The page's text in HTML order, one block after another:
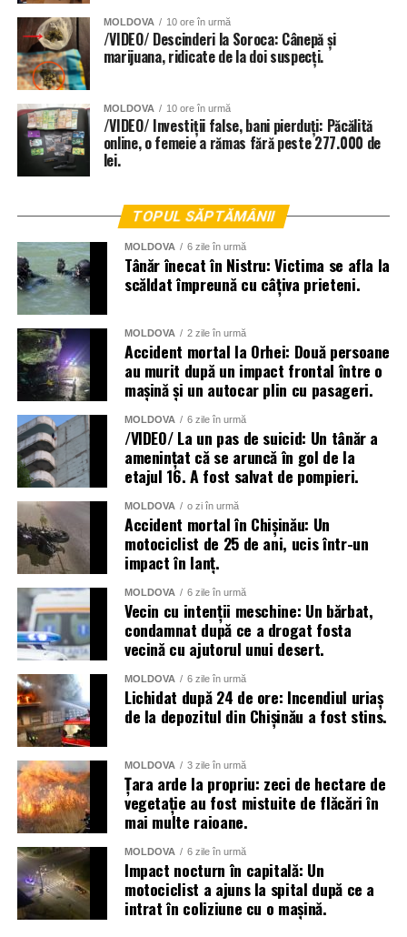
aproape două mii de angajați ai Ministerului Afacerilor
Interne, dar și toate serviciile specializate de nivel local,
raional și național.
Menționăm că meteorologii prognozează vreme instabilă
și pentru următoarele zile.
MOLDOVA 10 ore în urmă
/VIDEO/ Descinderi la Soroca: Cânepă și
marijuana, ridicate de la doi suspecți.
MOLDOVA 10 ore în urmă
/VIDEO/ Investiții false, bani pierduți: Păcălită
online, o femeie a rămas fără peste 277.000 de
lei.
TOPUL SĂPTĂMÂNII
MOLDOVA 6 zile în urmă
Tânăr înecat în Nistru: Victima se afla la
scăldat împreună cu câțiva prieteni.
MOLDOVA 2 zile în urmă
Accident mortal la Orhei: Două persoane
au murit după un impact frontal între o
mașină și un autocar plin cu pasageri.
MOLDOVA 6 zile în urmă
/VIDEO/ La un pas de suicid: Un tânăr a
amenințat că se aruncă în gol de la
etajul 16. A fost salvat de pompieri.
MOLDOVA o zi în urmă
Accident mortal în Chișinău: Un
motociclist de 25 de ani, ucis într-un
impact în lanț.
MOLDOVA 6 zile în urmă
Vecin cu intenții meschine: Un bărbat,
condamnat după ce a drogat fosta
vecină cu ajutorul unui desert.
MOLDOVA 6 zile în urmă
Lichidat după 24 de ore: Incendiul uriaș
de la depozitul din Chișinău a fost stins.
MOLDOVA 3 zile în urmă
Țara arde la propriu: zeci de hectare de
vegetație au fost mistuite de flăcări în
mai multe raioane.
MOLDOVA 6 zile în urmă
Impact nocturn în capitală: Un
motociclist a ajuns la spital după ce a
intrat în coliziune cu o mașină.